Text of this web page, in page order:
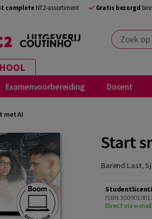
completeNT2-assortiment Gratis bezorgd
Zoek op
Examenvoorbereiding Docent
met AI
Start
Barend Last,
ISBN
Direct via e-mail